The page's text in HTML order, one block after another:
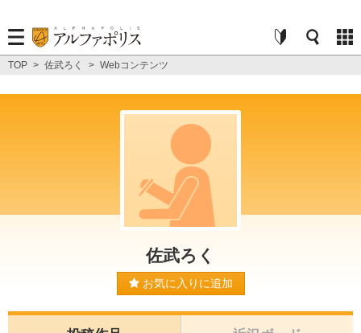
TOP > 佐武ろく > Webコンテンツ
佐武ろく
お気に入りに追加